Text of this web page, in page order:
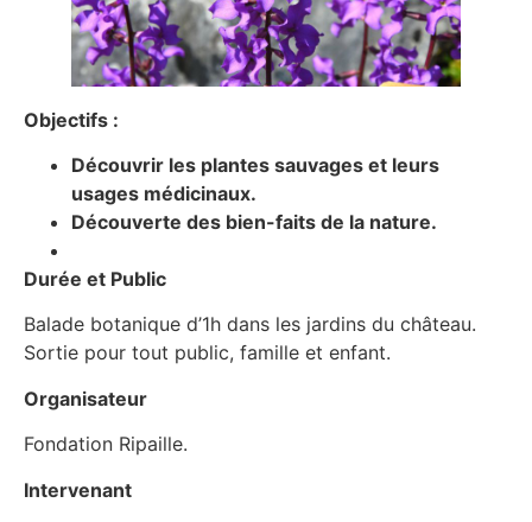
Objectifs :
Découvrir les plantes sauvages et leurs
usages médicinaux.
Découverte des bien-faits de la nature.
Durée et Public
Balade botanique d’1h dans les jardins du château.
Sortie pour tout public, famille et enfant.
Organisateur
Fondation Ripaille.
Intervenant